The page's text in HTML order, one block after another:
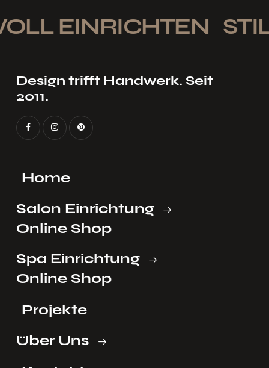
EINRICHTEN
Design trifft Handwerk. Seit
2011.
Home
Salon Einrichtung
Online Shop
Spa Einrichtung
Online Shop
Projekte
Über Uns